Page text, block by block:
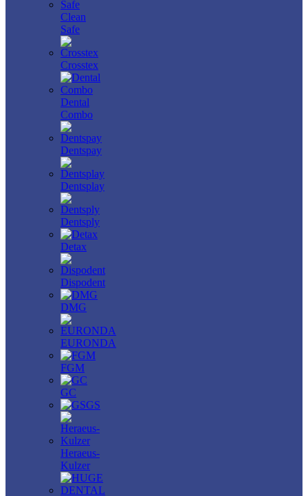
Clean
Safe
Crosstex
Dental
Combo
Dentspay
Dentsplay
Dentsply
Detax
Dispodent
DMG
EURONDA
FGM
GC
GS
Heraeus-
Kulzer